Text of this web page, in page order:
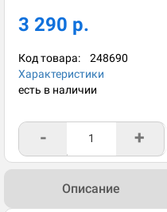
3 290 р.
Код товара: 248690
Характеристики
есть в наличии
- +
Описание